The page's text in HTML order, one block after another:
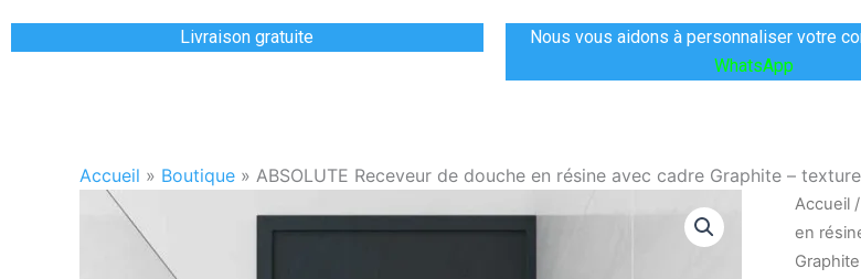
Livraison gratuite
Nous vous aidons à personnaliser votre
WhatsApp
Accueil » Boutique » ABSOLUTE Receveur de douche en résine avec cadre Graphite –
Accueil /
en
Vous
ne
trouvez
Vous
que
quantité
de